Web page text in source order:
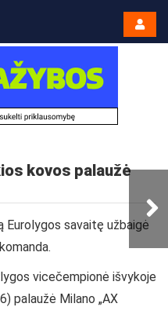
kovos palaužė
Eurolygos savaitę užbaigė
vicečempionė išvykoje
palaužė Milano „AX